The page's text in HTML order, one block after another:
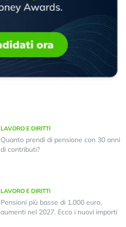
LAVORO E DIRITTI
Quanto prendi di pensione con 30 anni
di contributi?
LAVORO E DIRITTI
Pensioni più basse di 1.000 euro,
aumenti nel 2027. Ecco i nuovi importi